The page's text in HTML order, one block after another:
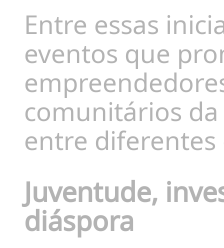
Entre essas
eventos que
comunitários
entre
Juventude,
diáspora